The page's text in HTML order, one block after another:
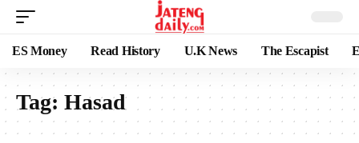
ES Money Read History U.K News The Escapist
Tag: Hasad